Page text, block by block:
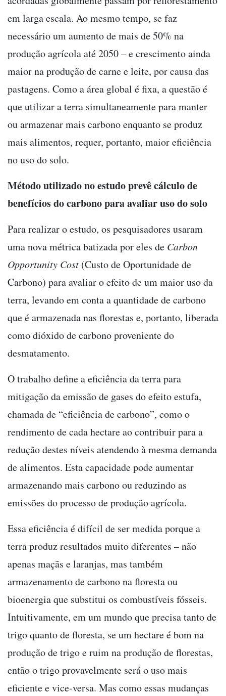
em larga escala. Ao mesmo tempo, se faz
necessário um aumento de mais de 50% na
produção agrícola até 2050 – e crescimento ainda
maior na produção de carne e leite, por causa das
pastagens. Como a área global é fixa, a questão é
que utilizar a terra simultaneamente para manter
ou armazenar mais carbono enquanto se produz
mais alimentos, requer, portanto, maior eficiência
no uso do solo.
Método utilizado no estudo prevê cálculo de
benefícios do carbono para avaliar uso do solo
Para realizar o estudo, os pesquisadores usaram
uma nova métrica batizada por eles de Carbon
Opportunity Cost (Custo de Oportunidade de
Carbono) para avaliar o efeito de um maior uso da
terra, levando em conta a quantidade de carbono
que é armazenada nas florestas e, portanto, liberada
como dióxido de carbono proveniente do
desmatamento.
O trabalho define a eficiência da terra para
mitigação da emissão de gases do efeito estufa,
chamada de “eficiência de carbono”, como o
rendimento de cada hectare ao contribuir para a
redução destes níveis atendendo à mesma demanda
de alimentos. Esta capacidade pode aumentar
armazenando mais carbono ou reduzindo as
emissões do processo de produção agrícola.
Essa eficiência é difícil de ser medida porque a
terra produz resultados muito diferentes – não
apenas maçãs e laranjas, mas também
armazenamento de carbono na floresta ou
bioenergia que substitui os combustíveis fósseis.
Intuitivamente, em um mundo que precisa tanto de
trigo quanto de floresta, se um hectare é bom na
produção de trigo e ruim na produção de florestas,
então o trigo provavelmente será o uso mais
eficiente e vice-versa. Mas como essas mudanças